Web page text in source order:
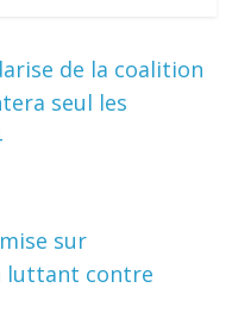
de la coalition
seul les
sur
luttant contre